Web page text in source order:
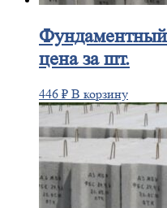
Фундаментный
цена за шт.
446 ₽ В корзину